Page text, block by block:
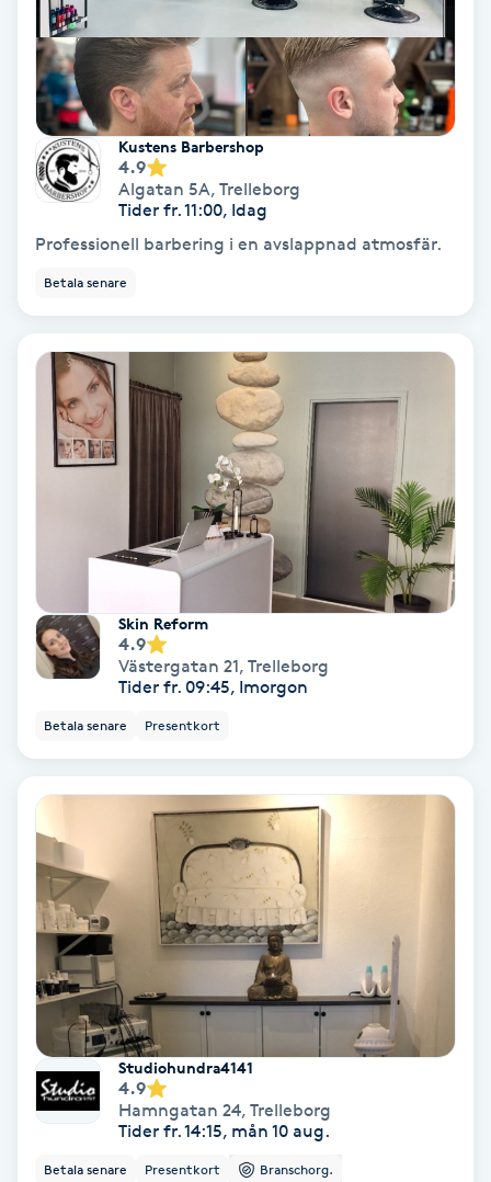
Färgning
Föning
Gel naglar
Gelenaglar
Gellack med förstärkning
Gravidmassage
Gruppträning
Gua Sha-massage
Headspa
Herrklippning
Hollywood Peel
Hot Stone Massage
Hot yoga
Kustens Barbershop
4.9
Algatan 5A, Trelleborg
Tider fr. 11:00, Idag
Professionell barbering i en avslappnad atmosfär.
Betala senare
Skin Reform
4.9
Västergatan 21, Trelleborg
Tider fr. 09:45, Imorgon
Betala senare Presentkort
Studiohundra4141
4.9
Hamngatan 24, Trelleborg
Tider fr. 14:15, mån 10 aug.
Betala senare Presentkort Branschorg.